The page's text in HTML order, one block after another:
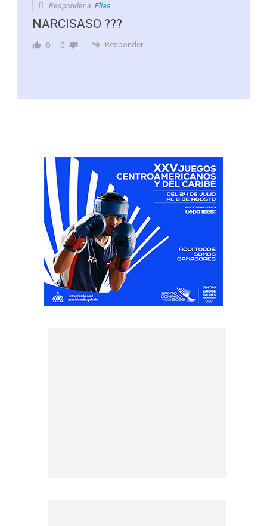
Responder a Elías
NARCISASO ???
0 0 Responder